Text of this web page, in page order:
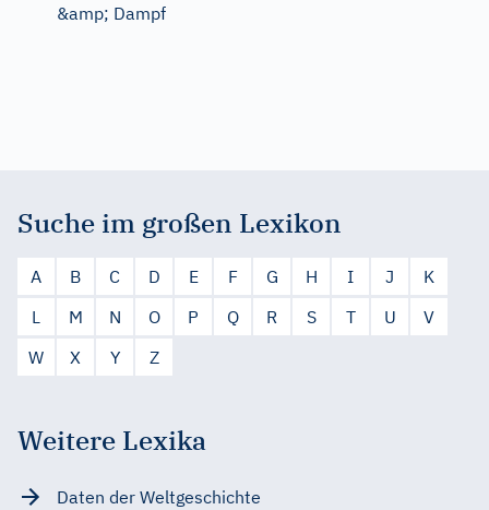
&amp; Dampf
Suche im großen Lexikon
A B C D E F G H I J
K
L
M N O P Q R S T U
V
W
X Y Z
Weitere Lexika
Daten der Weltgeschichte